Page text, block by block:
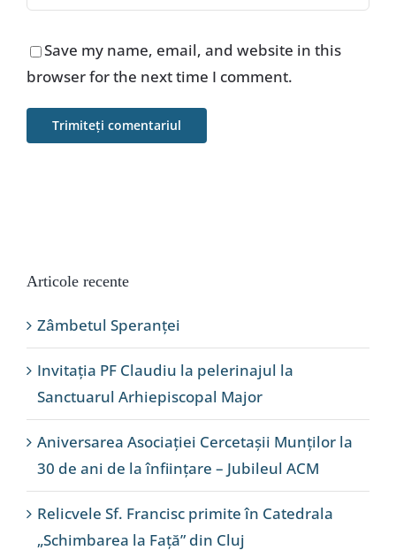
Save my name, email, and website in this
browser for the next time I comment.
Articole recente
Zâmbetul Speranței
Invitația PF Claudiu la pelerinajul la
Sanctuarul Arhiepiscopal Major
Aniversarea Asociației Cercetașii Munților la
30 de ani de la înființare – Jubileul ACM
Relicvele Sf. Francisc primite în Catedrala
„Schimbarea la Față” din Cluj